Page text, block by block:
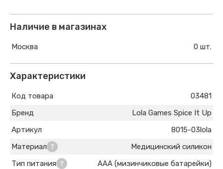
Наличие в магазинах
Москва 0 шт.
Характеристики
Код товара
03481
Бренд
Lola Games Spice It Up
Артикул
8015-03lola
Материал
Медицинский силикон
Тип питания
AAA (мизинчиковые батарейки)